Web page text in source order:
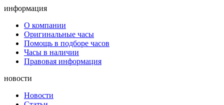
информация
О компании
Оригинальные часы
Помощь в подборе часов
Часы в наличии
Правовая информация
новости
Новости